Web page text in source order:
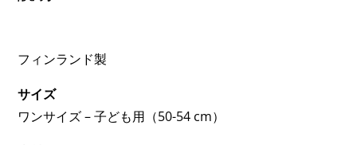
ル
ニ
ッ
フィンランド製
サイズ
ワンサイズ – 子ども用（50-54 cm）